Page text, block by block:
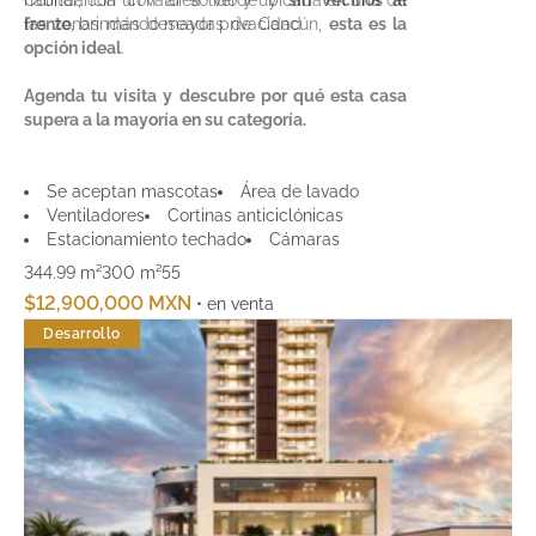
frente, brindando mayor privacidad
las zonas más deseadas de Cancún, esta es la
opción ideal.
Agenda tu visita y descubre por qué esta casa
supera a la mayoría en su categoría.
Se aceptan mascotas
Área de lavado
Ventiladores
Cortinas anticiclónicas
Estacionamiento techado
Cámaras
344.99 m²300 m²55
$12,900,000 MXN • en venta
Desarrollo